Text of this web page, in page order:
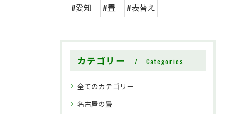
#愛知 #畳 #表替え
カテゴリー Categories
全てのカテゴリー
名古屋の畳